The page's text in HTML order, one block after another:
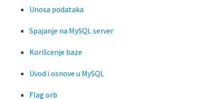
Unosa podataka
Spajanje na MySQL server
Korišcenje baze
Uvod i osnove u MySQL
Flag orb